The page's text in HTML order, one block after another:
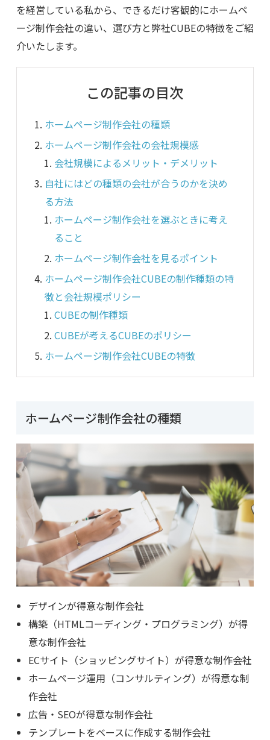
を経営している私から、できるだけ客観的にホームペ
ージ制作会社の違い、選び方と弊社CUBEの特徴をご紹
介いたします。
この記事の目次
ホームページ制作会社の種類
ホームページ制作会社の会社規模感
会社規模によるメリット・デメリット
自社にはどの種類の会社が合うのかを決め
る方法
ホームページ制作会社を選ぶときに考え
ること
ホームページ制作会社を見るポイント
ホームページ制作会社CUBEの制作種類の特
徴と会社規模ポリシー
CUBEの制作種類
CUBEが考えるCUBEのポリシー
ホームページ制作会社CUBEの特徴
ホームページ制作会社の種類
デザインが得意な制作会社
構築（HTMLコーディング・プログラミング）が得
意な制作会社
ECサイト（ショッピングサイト）が得意な制作会社
ホームページ運用（コンサルティング）が得意な制
作会社
広告・SEOが得意な制作会社
テンプレートをベースに作成する制作会社